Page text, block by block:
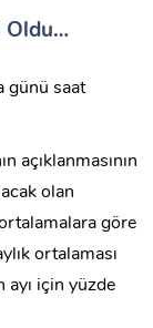
Oldu…
günü saat
açıklanmasının
olan
göre
ortalaması
ayı için yüzde